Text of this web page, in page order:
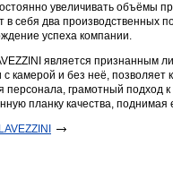
увеличивать объёмы
в себя два производственных
успеха компании.
является признанным
с камерой и без неё,
персонала, грамотный
планку качества,